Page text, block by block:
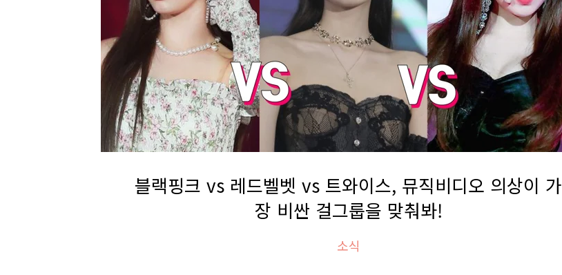
블랙핑크 vs 레드벨벳 vs 트와이스, 뮤직비디오 의상이 가
장 비싼 걸그룹을 맞춰봐!
소식